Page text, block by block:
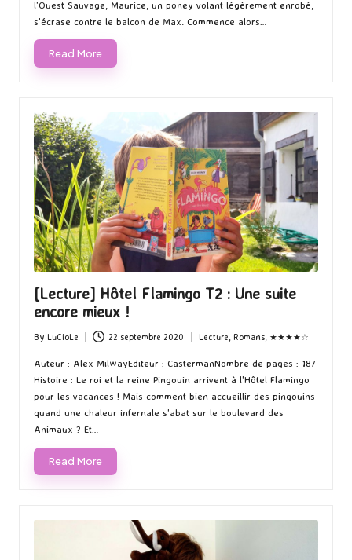
l'Ouest Sauvage, Maurice, un poney volant légèrement enrobé,
s'écrase contre le balcon de Max. Commence alors…
Read More
[Lecture] Hôtel Flamingo T2 : Une suite
encore mieux !
Posted
by
By LuCioLe 22 septembre 2020
Posted
in
Lecture, Romans, ★★★★☆
Auteur : Alex MilwayEditeur : CastermanNombre de pages : 187
Histoire : Le roi et la reine Pingouin arrivent à l'Hôtel Flamingo
pour les vacances ! Mais comment bien accueillir des pingouins
quand une chaleur infernale s'abat sur le boulevard des
Animaux ? Et…
Read More